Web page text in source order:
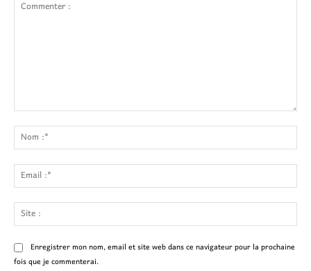
:
:*
:*
:
Enregistrer mon nom, email et site web dans ce navigateur pour la prochaine
fois que je commenterai.